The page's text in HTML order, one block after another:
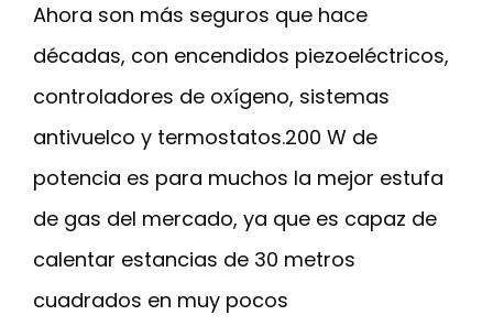
Ahora son más seguros que hace
décadas, con encendidos piezoeléctricos,
controladores de oxígeno, sistemas
antivuelco y termostatos.200 W de
potencia es para muchos la mejor estufa
de gas del mercado, ya que es capaz de
calentar estancias de 30 metros
cuadrados en muy pocos